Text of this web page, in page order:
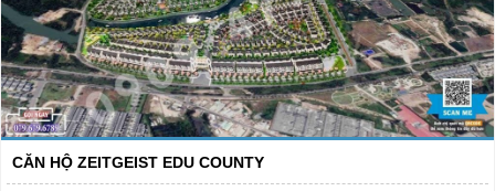
CĂN HỘ ZEITGEIST EDU COUNTY